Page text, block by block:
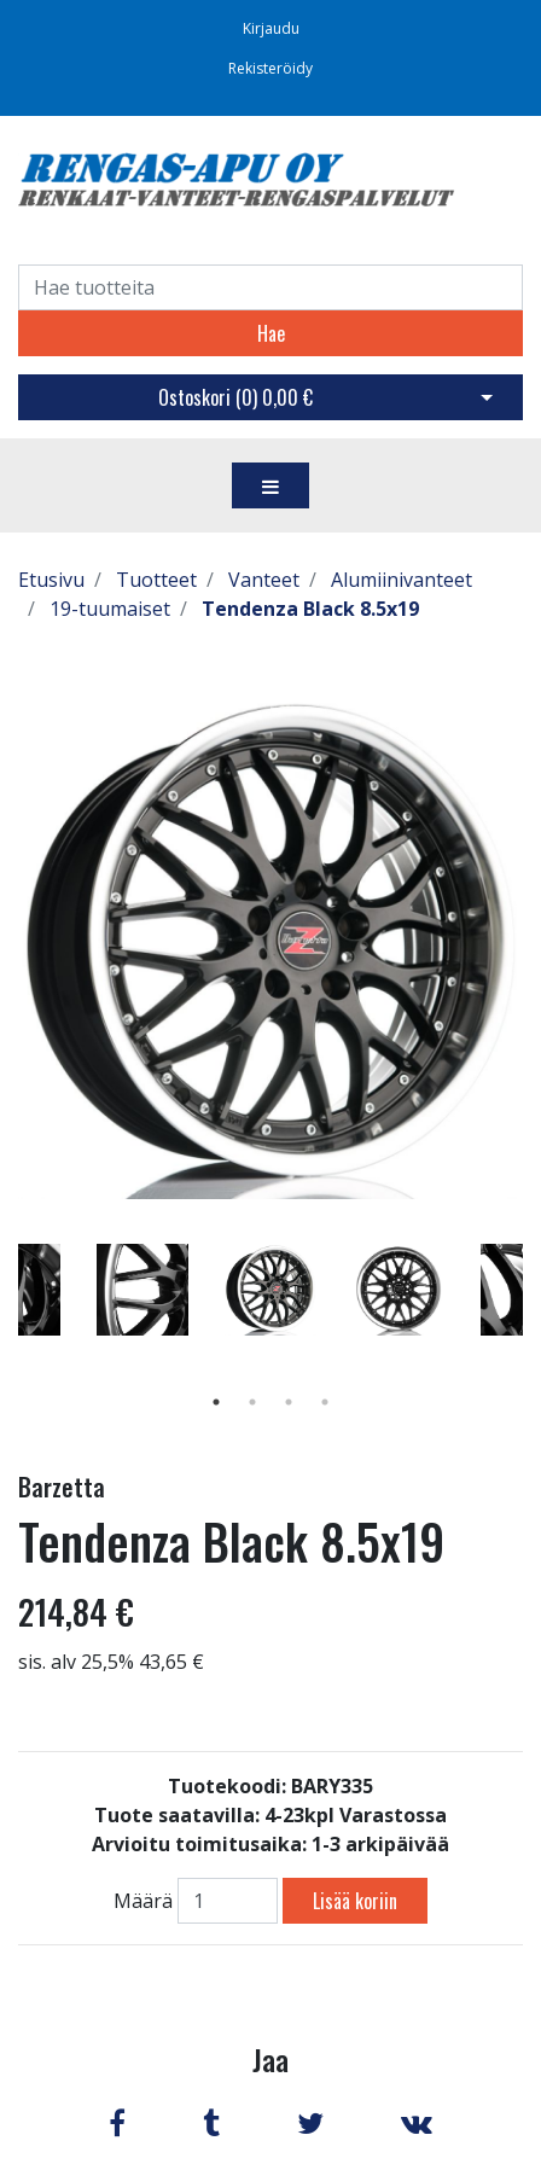
Kirjaudu
Rekisteröidy
Hae
Ostoskori (0) 0,00 € Avaa
Etusivu Tuotteet Vanteet
Alumiinivanteet
19-tuumaiset
Tendenza Black 8.5x19
Barzetta
Tendenza Black 8.5x19
214,84 €
sis. alv 25,5% 43,65 €
Tuotekoodi: BARY335
Tuote saatavilla: 4-23kpl Varastossa
Arvioitu toimitusaika: 1-3 arkipäivää
Määrä Lisää koriin
Jaa